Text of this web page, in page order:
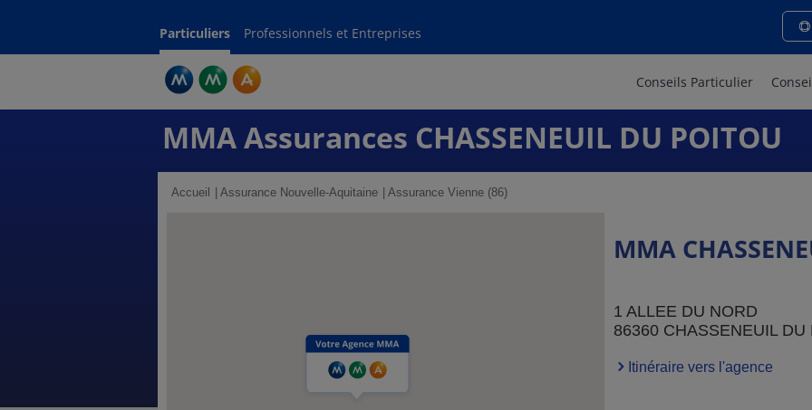
Particuliers Professionnels et Entreprises
Conseils Particulier
MMA Assurances CHASSENEUIL DU POITOU
Accueil Assurance Nouvelle-Aquitaine Assurance Vienne (86)
MMA
1 ALLEE DU NORD
86360 CHASSENEUIL DU
Itinéraire vers l'agence